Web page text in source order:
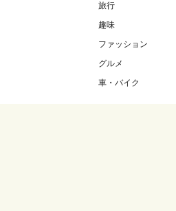
旅行
趣味
ファッション
グルメ
車・バイク